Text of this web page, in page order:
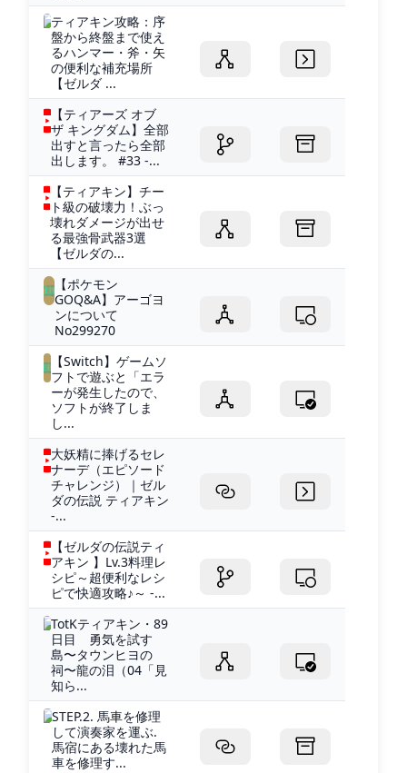
ティアキン攻略：序
盤から終盤まで使え
るハンマー・斧・矢
の便利な補充場所
【ゼルダ ...
【ティアーズ オブ
ザ キングダム】全部
出すと言ったら全部
出します。 #33 -...
【ティアキン】チー
ト級の破壊力！ぶっ
壊れダメージが出せ
る最強骨武器3選
【ゼルダの...
【ポケモン
GOQ&A】アーゴヨ
ンについて
No299270
【Switch】ゲームソ
フトで遊ぶと「エラ
ーが発生したので、
ソフトが終了しま
し...
大妖精に捧げるセレ
ナーデ（エピソード
チャレンジ）｜ゼル
ダの伝説 ティアキン
-...
【ゼルダの伝説ティ
アキン 】Lv.3料理レ
シピ～超便利なレシ
ピで快適攻略♪～ -...
TotKティアキン・89
日目 勇気を試す
島〜タウンヒヨの
祠〜龍の泪（04「見
知ら...
STEP.2. 馬車を修理
して演奏家を運ぶ.
馬宿にある壊れた馬
車を修理す...